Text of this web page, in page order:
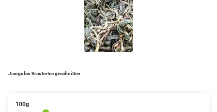
Jiaogulan Kräutertee geschnitten
100g